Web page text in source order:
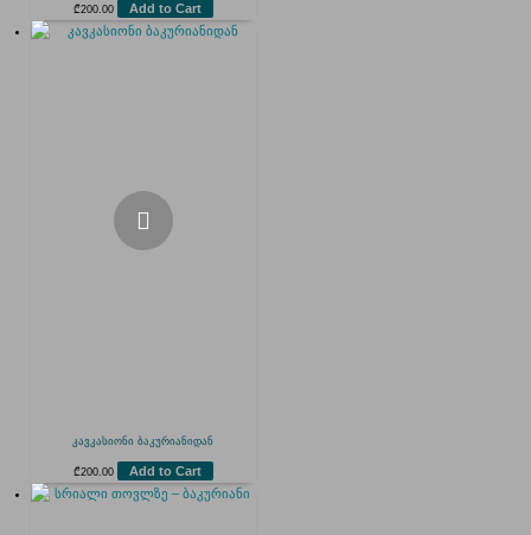
₾200.00 Add to Cart
კავკასიონი ბაკურიანიდან
₾200.00 Add to Cart